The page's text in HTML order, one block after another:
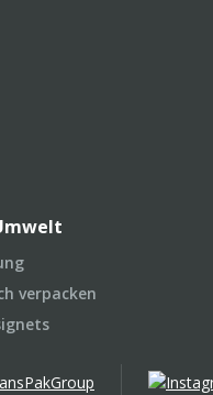
verpacken